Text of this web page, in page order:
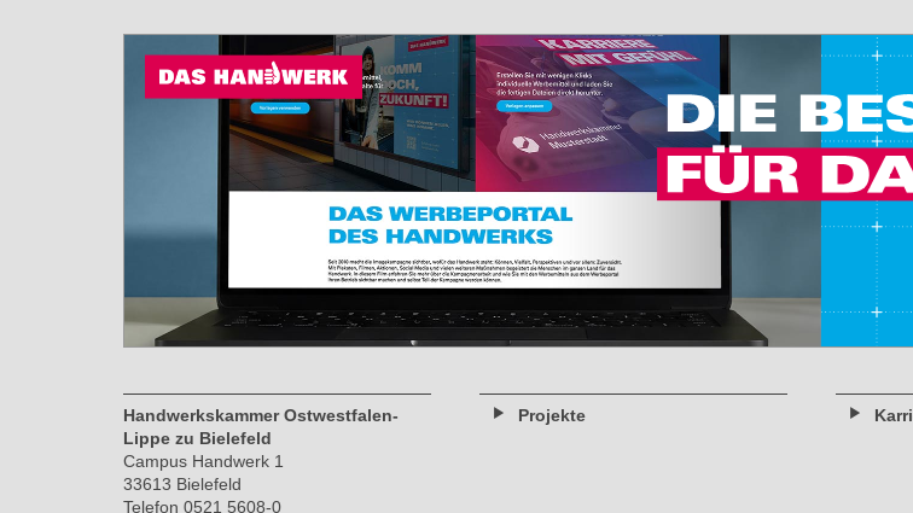
Handwerkskammer Ostwestfalen-
Lippe zu Bielefeld
Campus Handwerk 1
33613 Bielefeld
Telefon 0521 5608-0
Projekte